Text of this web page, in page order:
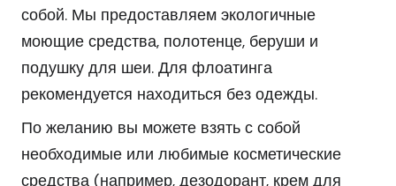
собой. Мы предоставляем экологичные
моющие средства, полотенце, беруши и
подушку для шеи. Для флоатинга
рекомендуется находиться без одежды.
По желанию вы можете взять с собой
необходимые или любимые косметические
средства (например, дезодорант, крем для